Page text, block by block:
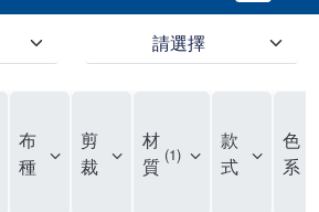
請選擇
布
種
剪
裁
材
質 1
款
式
色
系